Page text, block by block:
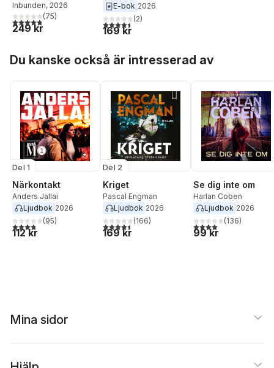
Inbunden, 2026
4,8utav 5 stjärnor. Totalt antal röster:
(75)
249 kr
E-bok 2026
4,5utav 5 stjärnor. Totalt antal röster:
(2)
169 kr
Du kanske också är intresserad av
Del 1
Närkontakt
Anders Jallai
Ljudbok 2026
3,8utav 5 stjärnor. Totalt antal röster:
(95)
112 kr
Del 2
Kriget
Pascal Engman
Ljudbok 2026
4,5utav 5 stjärnor. Totalt antal röster:
(166)
169 kr
Se dig inte om
Harlan Coben
Ljudbok 2026
4,0utav 5 stjärnor.
(136)
99 kr
Mina sidor